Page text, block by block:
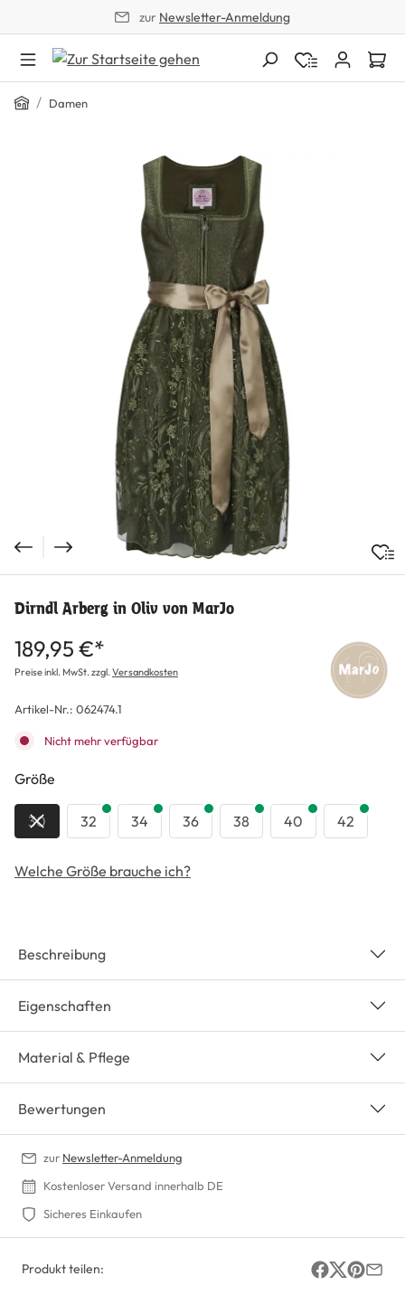
zur Newsletter-Anmeldung
Home
/ Damen
Dirndl Arberg in Oliv von MarJo
189,95 €*
Preise inkl. MwSt. zzgl.Versandkosten
Artikel-Nr.: 062474.1
Nicht mehr verfügbar
Größe
30 32 34 36 38 40 42
Welche Größe brauche ich?
Beschreibung
Eigenschaften
Material & Pflege
Bewertungen
zur Newsletter-Anmeldung
Kostenloser Versand innerhalb DE
Sicheres Einkaufen
Produkt teilen: